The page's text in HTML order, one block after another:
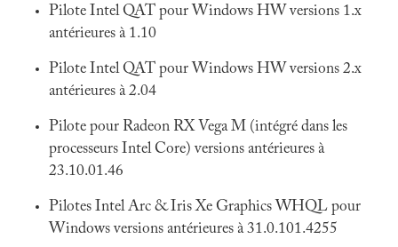
Pilote Intel QAT pour Windows HW versions 1.x
antérieures à 1.10
Pilote Intel QAT pour Windows HW versions 2.x
antérieures à 2.04
Pilote pour Radeon RX Vega M (intégré dans les
processeurs Intel Core) versions antérieures à
23.10.01.46
Pilotes Intel Arc & Iris Xe Graphics WHQL pour
Windows versions antérieures à 31.0.101.4255